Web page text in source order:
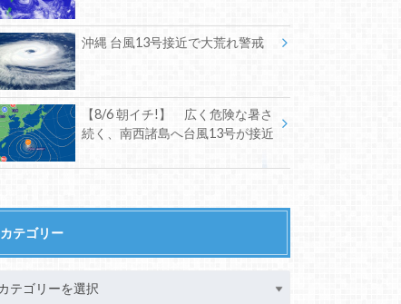
沖縄 台風13号接近で大荒れ警戒
【8/6 朝イチ!】 広く危険な暑さ
続く、南西諸島へ台風13号が接近
カテゴリー